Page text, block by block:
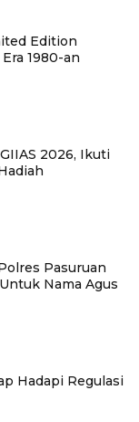
Edition
1980-an
2026, Ikuti
Pasuruan
Nama Agus
Hadapi Regulasi